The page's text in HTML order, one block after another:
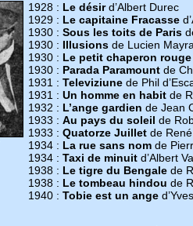
1928 : Le désird’Albert Durec
1929 : Le capitaine Fracasse
1930 : Sous les toits de Paris
1930 : Illusions de Lucien
1930 : Le petit chaperon rouge
1930 : Parada Paramount de
1931 : Televiziune de Phil
1931 : Un homme en habit de
1932 : L’ange gardien de Jean
1933 : Au pays du soleil de
1933 : Quatorze Juillet de
1934 : La rue sans nom de
1934 : Taxi de minuit d’Albert
1938 : Le tigre du Bengale de
1938 : Le tombeau hindou de
1940 : Tobie est un ange